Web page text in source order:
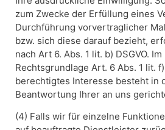
zum Zwecke der Erfüllung eines
Durchführung vorvertraglicher
bzw. sich diese darauf bezieht,
nach Art 6. Abs. 1 lit. b) DSGVO.
Rechtsgrundlage Art. 6 Abs. 1 lit.
berechtigtes Interesse besteht in
Beantwortung Ihrer an uns
(4) Falls wir für einzelne